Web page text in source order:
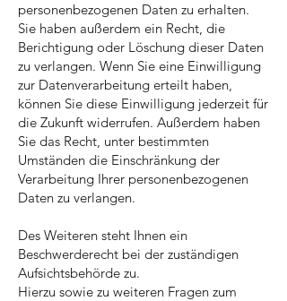
personenbezogenen Daten zu erhalten.
Sie haben außerdem ein Recht, die
Berichtigung oder Löschung dieser Daten
zu verlangen. Wenn Sie eine Einwilligung
zur Datenverarbeitung erteilt haben,
können Sie diese Einwilligung jederzeit für
die Zukunft widerrufen. Außerdem haben
Sie das Recht, unter bestimmten
Umständen die Einschränkung der
Verarbeitung Ihrer personenbezogenen
Daten zu verlangen.
Des Weiteren steht Ihnen ein
Beschwerderecht bei der zuständigen
Aufsichtsbehörde zu.
Hierzu sowie zu weiteren Fragen zum